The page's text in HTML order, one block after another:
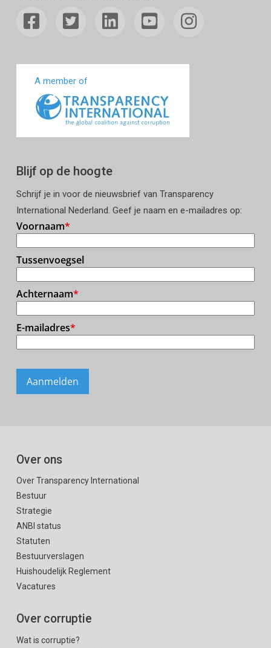
A member of
Blijf op de hoogte
Schrijf je in voor de nieuwsbrief van Transparency
International Nederland. Geef je naam en e-mailadres op:
Over ons
Over Transparency International
Bestuur
Strategie
ANBI status
Statuten
Bestuurverslagen
Huishoudelijk Reglement
Vacatures
Over corruptie
Wat is corruptie?